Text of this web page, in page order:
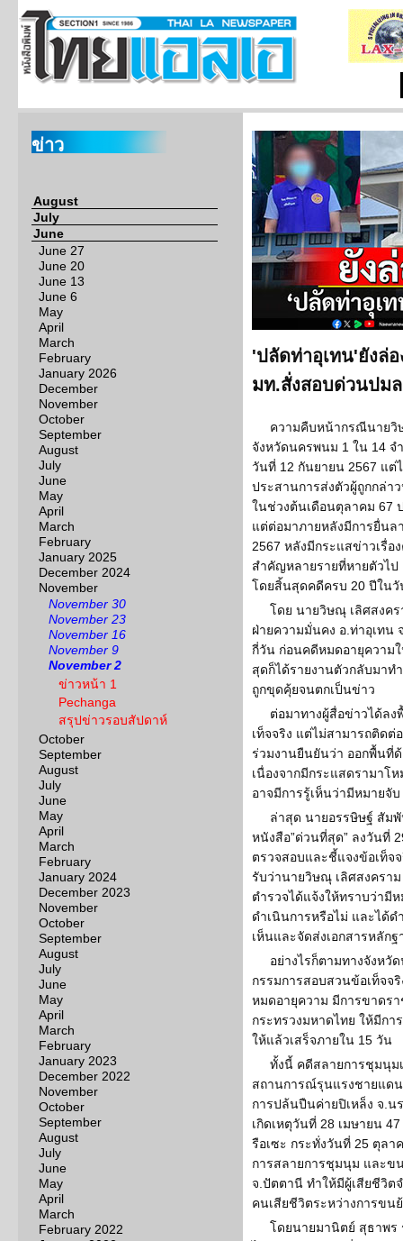
ข่าว
August
July
June
June 27
June 20
June 13
June 6
May
April
March
February
January 2026
December
November
October
September
August
July
June
May
April
March
February
January 2025
December 2024
November
November 30
November 23
November 16
November 9
November 2
ข่าวหน้า 1
Pechanga
สรุปข่าวรอบสัปดาห์
October
September
August
July
June
May
April
March
February
January 2024
December 2023
November
October
September
August
July
June
May
April
March
February
January 2023
December 2022
November
October
September
August
July
June
May
April
March
February 2022
'ปลัดท่าอุเทน'ยังล่
มท.สั่งสอบด่วนปม
ความคืบหน้ากรณีนายวิ
จังหวัดนครพนม 1 ใน 14 จ
วันที่ 12 กันยายน 2567 แต่
ประสานการส่งตัวผู้ถูกกล่า
ในช่วงต้นเดือนตุลาคม 67
แต่ต่อมาภายหลังมีการยื่นล
2567 หลังมีกระแสข่าวเรื่
สำคัญหลายรายที่หายตัวไป
โดยสิ้นสุดคดีครบ 20 ปีใน
โดย นายวิษณุ เลิศสงค
ฝ่ายความมั่นคง อ.ท่าอุเทน
กี่วัน ก่อนคดีหมดอายุความ
สุดก็ได้รายงานตัวกลับมาท
ถูกขุดคุ้ยจนตกเป็นข่าว
ต่อมาทางผู้สื่อข่าวได้ล
เท็จจริง แต่ไม่สามารถติดต่
ร่วมงานยืนยันว่า ออกพื้นที่
เนื่องจากมีกระแสดรามาโ
อาจมีการรู้เห็นว่ามีหมายจั
ล่าสุด นายอรรษิษฐ์ สัม
หนังสือ”ด่วนที่สุด” ลงวันที่
ตรวจสอบและชี้แจงข้อเท็จ
รับว่านายวิษณุ เลิศสงครา
ตำรวจได้แจ้งให้ทราบว่ามี
ดำเนินการหรือไม่ และได้ด
เห็นและจัดส่งเอกสารหลัก
อย่างไรก็ตามทางจังห
กรรมการสอบสวนข้อเท็จจ
หมดอายุความ มีการขาดร
กระทรวงมหาดไทย ให้มีก
ให้แล้วเสร็จภายใน 15 วัน
ทั้งนี้ คดีสลายการชุมนุม
สถานการณ์รุนแรงชายแด
การปล้นปืนค่ายปิเหล็ง จ.น
เกิดเหตุวันที่ 28 เมษายน
รือเซะ กระทั่งวันที่ 25 ตุลา
การสลายการชุมนุม และข
จ.ปัตตานี ทำให้มีผู้เสียชีวิต
คนเสียชีวิตระหว่างการขน
โดยนายมานิตย์ สุธาพ